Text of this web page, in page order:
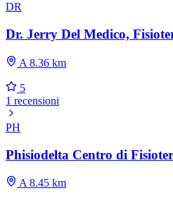
DR
Dr. Jerry Del Medico,
A 8.36 km
5
1 recensioni
PH
Phisiodelta Centro di
A 8.45 km